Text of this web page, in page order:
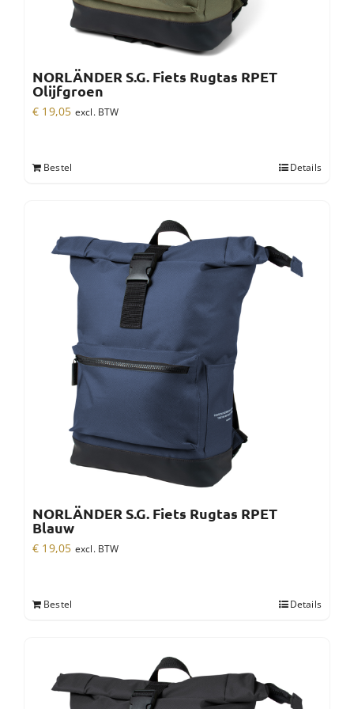
NORLÄNDER S.G. Fiets Rugtas RPET
Olijfgroen
€ 19,05 excl. BTW
Bestel Details
NORLÄNDER S.G. Fiets Rugtas RPET
Blauw
€ 19,05 excl. BTW
Bestel Details